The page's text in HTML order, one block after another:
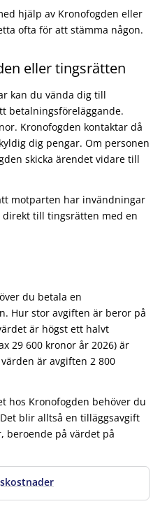
hjälp av Kronofogden eller
ofta för att stämma någon.
eller tingsrätten
kan du vända dig till
betalningsföreläggande.
Kronofogden kontaktar då
dig pengar. Om personen
skicka ärendet vidare till
motparten har invändningar
till tingsrätten med en
du betala en
Hur stor avgiften är beror på
är högst ett halvt
29 600 kronor år 2026) är
är avgiften 2 800
hos Kronofogden behöver du
blir alltså en tilläggsavgift
beroende på värdet på